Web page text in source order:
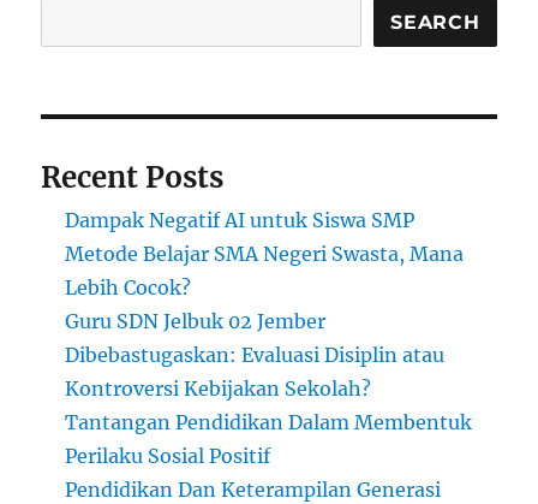
SEARCH
Recent Posts
Dampak Negatif AI untuk Siswa SMP
Metode Belajar SMA Negeri Swasta, Mana
Lebih Cocok?
Guru SDN Jelbuk 02 Jember
Dibebastugaskan: Evaluasi Disiplin atau
Kontroversi Kebijakan Sekolah?
Tantangan Pendidikan Dalam Membentuk
Perilaku Sosial Positif
Pendidikan Dan Keterampilan Generasi